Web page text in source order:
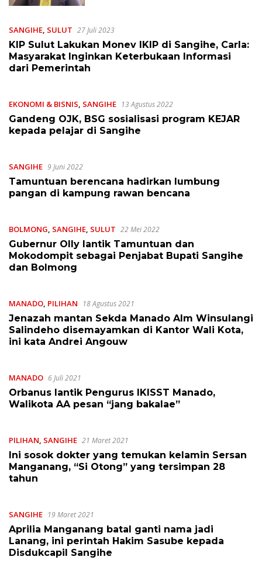
SANGIHE, SULUT 27 Juli 2023
KIP Sulut Lakukan Monev IKIP di Sangihe, Carla:
Masyarakat Inginkan Keterbukaan Informasi
dari Pemerintah
EKONOMI & BISNIS, SANGIHE 13 Agustus 2022
Gandeng OJK, BSG sosialisasi program KEJAR
kepada pelajar di Sangihe
SANGIHE 9 Juni 2022
Tamuntuan berencana hadirkan lumbung
pangan di kampung rawan bencana
BOLMONG, SANGIHE, SULUT 22 Mei 2022
Gubernur Olly lantik Tamuntuan dan
Mokodompit sebagai Penjabat Bupati Sangihe
dan Bolmong
MANADO, PILIHAN 18 Agustus 2021
Jenazah mantan Sekda Manado Alm Winsulangi
Salindeho disemayamkan di Kantor Wali Kota,
ini kata Andrei Angouw
MANADO 6 Juli 2021
Orbanus lantik Pengurus IKISST Manado,
Walikota AA pesan “jang bakalae”
PILIHAN, SANGIHE 21 Maret 2021
Ini sosok dokter yang temukan kelamin Sersan
Manganang, “Si Otong” yang tersimpan 28
tahun
SANGIHE 19 Maret 2021
Aprilia Manganang batal ganti nama jadi
Lanang, ini perintah Hakim Sasube kepada
Disdukcapil Sangihe